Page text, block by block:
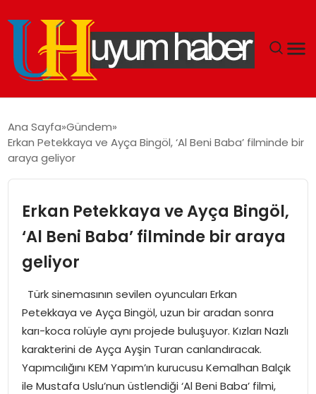
EKONOMI
SPOR
TEKNOLOJI
SAĞLIK
MAGAZIN
Ana Sayfa Gündem
Erkan Petekkaya ve Ayça Bingöl, ‘Al Beni Baba’ filminde bir
araya geliyor
Erkan Petekkaya ve Ayça Bingöl,
‘Al Beni Baba’ filminde bir araya
geliyor
Türk sinemasının sevilen oyuncuları Erkan
Petekkaya ve Ayça Bingöl, uzun bir aradan sonra
karı-koca rolüyle aynı projede buluşuyor. Kızları Nazlı
karakterini de Ayça Ayşin Turan canlandıracak.
Yapımcılığını KEM Yapım’ın kurucusu Kemalhan Balçık
ile Mustafa Uslu’nun üstlendiği ‘Al Beni Baba’ filmi,